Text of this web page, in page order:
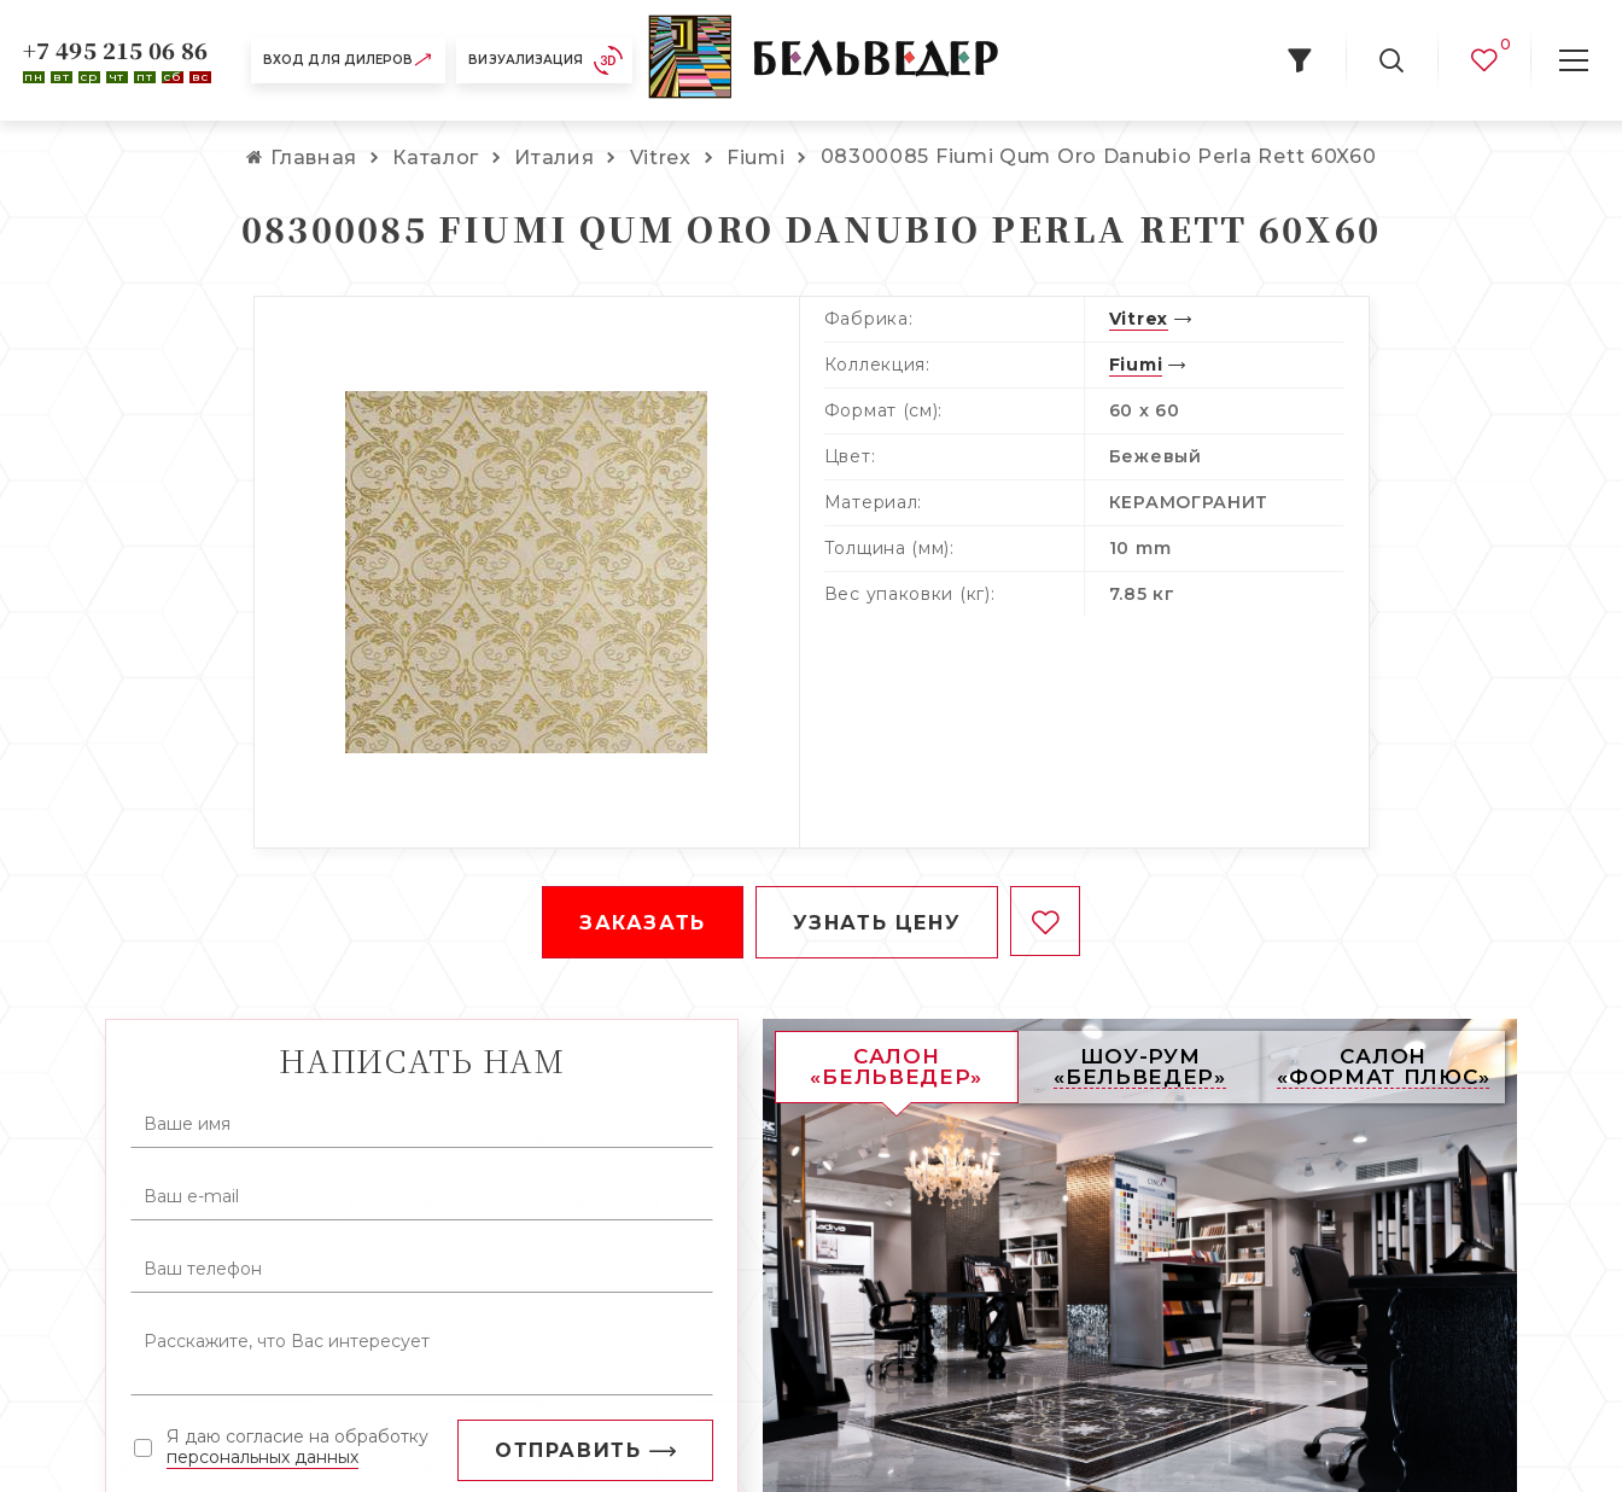
ВХОД ДЛЯ ДИЛЕРОВ ВИЗУАЛИЗАЦИЯ
+7 495 215 06 86
пн вт ср чт пт сб вс
0
Главная Каталог Италия Vitrex Fiumi 08300085 Fiumi Qum Oro Danubio Perla Rett 60X60
08300085 FIUMI QUM ORO DANUBIO PERLA RETT 60X60
Фабрика: Vitrex
Коллекция: Fiumi
Формат (см): 60 x 60
Цвет: Бежевый
Материал: КЕРАМОГРАНИТ
Толщина (мм): 10 mm
Вес упаковки (кг): 7.85 кг
ЗАКАЗАТЬ УЗНАТЬ ЦЕНУ
НАПИСАТЬ НАМ
Я даю согласие на обработку
персональных данных
ОТПРАВИТЬ
САЛОН
«БЕЛЬВЕДЕР»
ШОУ-РУМ
«БЕЛЬВЕДЕР»
САЛОН
«ФОРМАТ ПЛЮС»